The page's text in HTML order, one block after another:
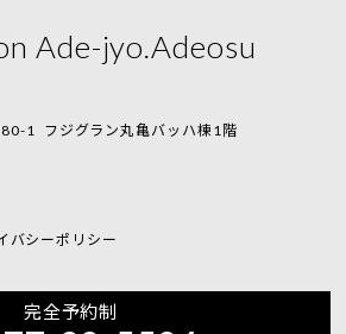
Ade-jyo.Adeosu
1 フジグラン丸亀バッハ棟1階
バシーポリシー
完全予約制